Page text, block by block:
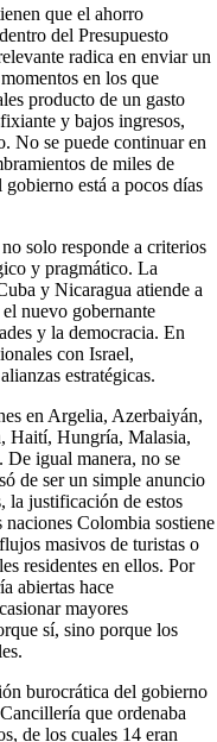
que el ahorro
del Presupuesto
radica en enviar un
en los que
producto de un gasto
y bajos ingresos,
No se puede continuar en
de miles de
está a pocos días
solo responde a criterios
y pragmático. La
y Nicaragua atiende a
nuevo gobernante
y la democracia. En
con Israel,
estratégicas.
en Argelia, Azerbaiyán,
Haití, Hungría, Malasia,
igual manera, no se
de ser un simple anuncio
la justificación de estos
naciones Colombia sostiene
masivos de turistas o
residentes en ellos. Por
abiertas hace
mayores
sí, sino porque los
burocrática del gobierno
que ordenaba
de los cuales 14 eran